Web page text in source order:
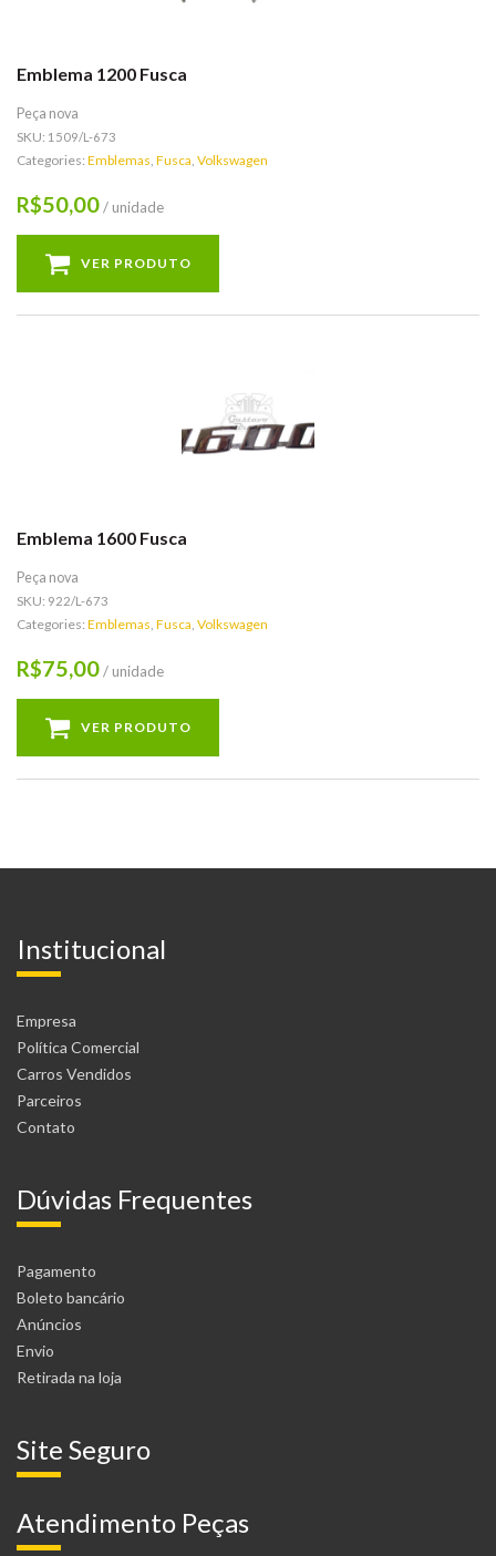
Emblema 1200 Fusca
Peça nova
SKU: 1509/L-673
Categories: Emblemas Fusca Volkswagen
R$50,00/ unidade
VER PRODUTO
Emblema 1600 Fusca
Peça nova
SKU: 922/L-673
Categories: Emblemas Fusca Volkswagen
R$75,00/ unidade
VER PRODUTO
Institucional
Empresa
Política Comercial
Carros Vendidos
Parceiros
Contato
Dúvidas Frequentes
Pagamento
Boleto bancário
Anúncios
Envio
Retirada na loja
Site Seguro
Atendimento Peças